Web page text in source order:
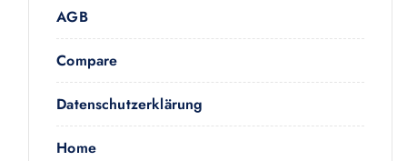
n
n
a
h
:
AGB
Compare
Datenschutzerklärung
Home